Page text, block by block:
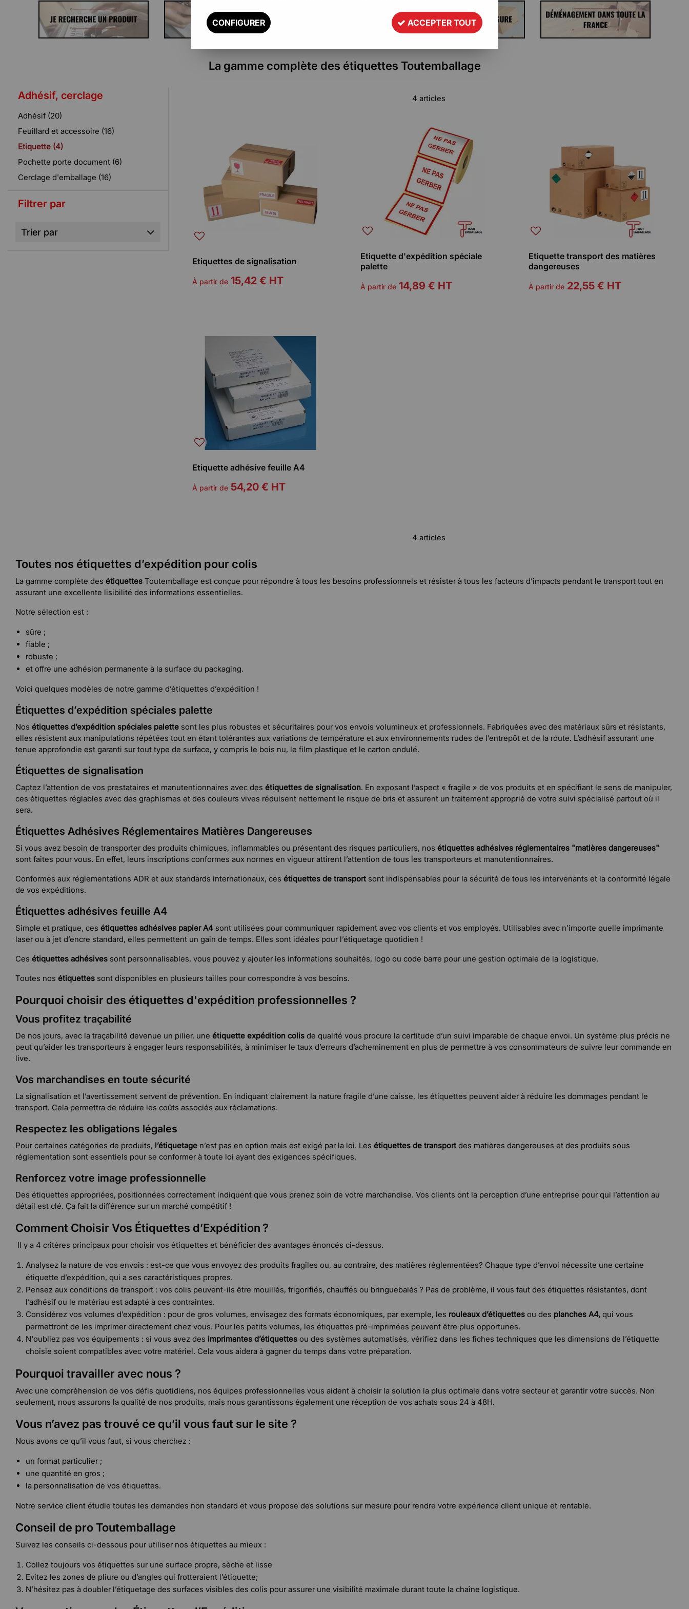
La gamme complète des étiquettes Toutemballage
Adhésif, cerclage
Adhésif (20)
Feuillard et accessoire (16)
Etiquette (4)
Pochette porte document (6)
Cerclage d'emballage (16)
Filtrer par
Trier par
4 articles
Etiquettes de signalisation
À partir de15,42 € HT
Etiquette d'expédition spéciale
palette
À partir de14,89 € HT
Etiquette transport des matières
dangereuses
À partir de 22,55 € HT
Etiquette adhésive feuille A4
À partir de54,20 € HT
4 articles
Toutes nos étiquettes d’expédition pour colis
La gamme complète des étiquettes Toutemballage est conçue pour répondre à tous les besoins professionnels et résister à tous les facteurs d’impacts pendant le transport tout en
assurant une excellente lisibilité des informations essentielles.
Notre sélection est :
sûre ;
fiable ;
robuste ;
et offre une adhésion permanente à la surface du packaging.
Voici quelques modèles de notre gamme d’étiquettes d’expédition !
Étiquettes d’expédition spéciales palette
Nos étiquettes d’expédition spéciales palette sont les plus robustes et sécuritaires pour vos envois volumineux et professionnels. Fabriquées avec des matériaux sûrs et résistants,
elles résistent aux manipulations répétées tout en étant tolérantes aux variations de température et aux environnements rudes de l’entrepôt et de la route. L’adhésif assurant une
tenue approfondie est garanti sur tout type de surface, y compris le bois nu, le film plastique et le carton ondulé.
Étiquettes de signalisation
Captez l’attention de vos prestataires et manutentionnaires avec des étiquettes de signalisation. En exposant l’aspect « fragile » de vos produits et en spécifiant le sens de manipuler,
ces étiquettes réglables avec des graphismes et des couleurs vives réduisent nettement le risque de bris et assurent un traitement approprié de votre suivi spécialisé partout où il
sera.
Étiquettes Adhésives Réglementaires Matières Dangereuses
Si vous avez besoin de transporter des produits chimiques, inflammables ou présentant des risques particuliers, nos étiquettes adhésives réglementaires "matières dangereuses"
sont faites pour vous. En effet, leurs inscriptions conformes aux normes en vigueur attirent l’attention de tous les transporteurs et manutentionnaires.
Conformes aux réglementations ADR et aux standards internationaux, ces étiquettes de transport sont indispensables pour la sécurité de tous les intervenants et la conformité légale
de vos expéditions.
Étiquettes adhésives feuille A4
Simple et pratique, ces étiquettes adhésives papier A4 sont utilisées pour communiquer rapidement avec vos clients et vos employés. Utilisables avec n’importe quelle imprimante
laser ou à jet d’encre standard, elles permettent un gain de temps. Elles sont idéales pour l’étiquetage quotidien !
Ces étiquettes adhésives sont personnalisables, vous pouvez y ajouter les informations souhaités, logo ou code barre pour une gestion optimale de la logistique.
Toutes nos étiquettes sont disponibles en plusieurs tailles pour correspondre à vos besoins.
Pourquoi choisir des étiquettes d'expédition professionnelles ?
Vous profitez traçabilité
De nos jours, avec la traçabilité devenue un pilier, une étiquette expédition colis de qualité vous procure la certitude d’un suivi imparable de chaque envoi. Un système plus précis ne
peut qu’aider les transporteurs à engager leurs responsabilités, à minimiser le taux d’erreurs d’acheminement en plus de permettre à vos consommateurs de suivre leur commande en
live.
Vos marchandises en toute sécurité
La signalisation et l’avertissement servent de prévention. En indiquant clairement la nature fragile d’une caisse, les étiquettes peuvent aider à réduire les dommages pendant le
transport. Cela permettra de réduire les coûts associés aux réclamations.
Respectez les obligations légales
Pour certaines catégories de produits, l’étiquetage n’est pas en option mais est exigé par la loi. Les étiquettes de transport des matières dangereuses et des produits sous
réglementation sont essentiels pour se conformer à toute loi ayant des exigences spécifiques.
Renforcez votre image professionnelle
Des étiquettes appropriées, positionnées correctement indiquent que vous prenez soin de votre marchandise. Vos clients ont la perception d’une entreprise pour qui l’attention au
détail est clé. Ça fait la différence sur un marché compétitif !
Comment Choisir Vos Étiquettes d’Expédition ?
Il y a 4 critères principaux pour choisir vos étiquettes et bénéficier des avantages énoncés ci-dessus.
Analysez la nature de vos envois : est-ce que vous envoyez des produits fragiles ou, au contraire, des matières réglementées? Chaque type d’envoi nécessite une certaine
étiquette d’expédition, qui a ses caractéristiques propres.
Pensez aux conditions de transport : vos colis peuvent-ils être mouillés, frigorifiés, chauffés ou bringuebalés ? Pas de problème, il vous faut des étiquettes résistantes, dont
l’adhésif ou le matériau est adapté à ces contraintes.
Considérez vos volumes d’expédition : pour de gros volumes, envisagez des formats économiques, par exemple, les rouleaux d’étiquettes ou des planches A4, qui vous
permettront de les imprimer directement chez vous. Pour les petits volumes, les étiquettes pré-imprimées peuvent être plus opportunes.
N'oubliez pas vos équipements : si vous avez des imprimantes d’étiquettes ou des systèmes automatisés, vérifiez dans les fiches techniques que les dimensions de l’étiquette
choisie soient compatibles avec votre matériel. Cela vous aidera à gagner du temps dans votre préparation.
Pourquoi travailler avec nous ?
Avec une compréhension de vos défis quotidiens, nos équipes professionnelles vous aident à choisir la solution la plus optimale dans votre secteur et garantir votre succès. Non
seulement, nous assurons la qualité de nos produits, mais nous garantissons également une réception de vos achats sous 24 à 48H.
Vous n’avez pas trouvé ce qu’il vous faut sur le site ?
Nous avons ce qu’il vous faut, si vous cherchez :
un format particulier ;
une quantité en gros ;
la personnalisation de vos étiquettes.
Notre service client étudie toutes les demandes non standard et vous propose des solutions sur mesure pour rendre votre expérience client unique et rentable.
Conseil de pro Toutemballage
Suivez les conseils ci-dessous pour utiliser nos étiquettes au mieux :
Collez toujours vos étiquettes sur une surface propre, sèche et lisse
Evitez les zones de pliure ou d’angles qui frotteraient l’étiquette;
N’hésitez pas à doubler l’étiquetage des surfaces visibles des colis pour assurer une visibilité maximale durant toute la chaîne logistique.
CONFIGURER ACCEPTER TOUT